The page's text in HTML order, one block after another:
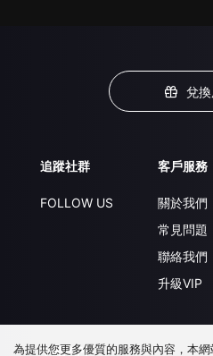
兌
追蹤社群
FOLLOW US
客戶服務
關於我們
常見問題
聯絡我們
升級VIP
下載 APP
為提供您更多優質的服務與內容，本